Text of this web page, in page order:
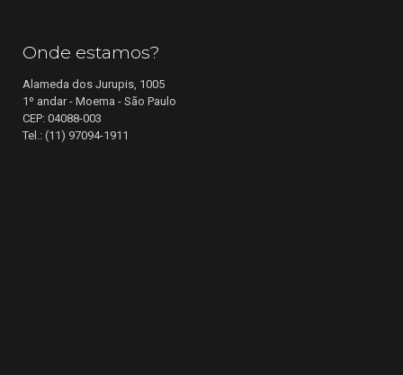
Onde estamos?
Alameda dos Jurupis, 1005
1º andar - Moema - São Paulo
CEP: 04088-003
Tel.: (11) 97094-1911